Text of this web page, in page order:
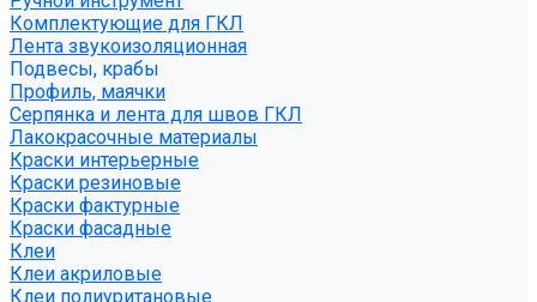
Комплектующие для ГКЛ
Лента звукоизоляционная
Подвесы, крабы
Профиль, маячки
Серпянка и лента для швов ГКЛ
Лакокрасочные материалы
Краски интерьерные
Краски резиновые
Краски фактурные
Краски фасадные
Клеи
Клеи акриловые
Клеи полиуритановые